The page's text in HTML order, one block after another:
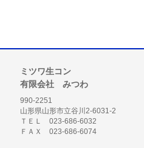
ミツワ生コン
有限会社 みつわ
990-2251
山形県山形市立谷川2-6031-2
ＴＥＬ 023-686-6032
ＦＡＸ 023-686-6074